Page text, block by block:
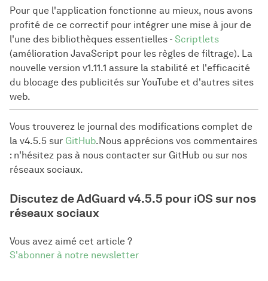
Pour que l'application fonctionne au mieux, nous avons
profité de ce correctif pour intégrer une mise à jour de
l'une des bibliothèques essentielles - Scriptlets
(amélioration JavaScript pour les règles de filtrage). La
nouvelle version v1.11.1 assure la stabilité et l'efficacité
du blocage des publicités sur YouTube et d'autres sites
web.
Vous trouverez le journal des modifications complet de
la v4.5.5 sur GitHub.Nous apprécions vos commentaires
: n'hésitez pas à nous contacter sur GitHub ou sur nos
réseaux sociaux.
Discutez de AdGuard v4.5.5 pour iOS sur nos
réseaux sociaux
Vous avez aimé cet article ?
S'abonner à notre newsletter